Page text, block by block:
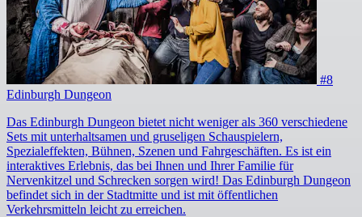
#8
Edinburgh Dungeon
Das Edinburgh Dungeon bietet nicht weniger als 360 verschiedene
Sets mit unterhaltsamen und gruseligen Schauspielern,
Spezialeffekten, Bühnen, Szenen und Fahrgeschäften. Es ist ein
interaktives Erlebnis, das bei Ihnen und Ihrer Familie für
Nervenkitzel und Schrecken sorgen wird! Das Edinburgh Dungeon
befindet sich in der Stadtmitte und ist mit öffentlichen
Verkehrsmitteln leicht zu erreichen.